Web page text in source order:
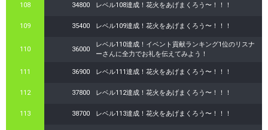
108 34800 レベル108達成！花火をあげまくろう〜！！！
109 35400 レベル109達成！花火をあげまくろう〜！！！
110 36000
レベル110達成！イベント貢献ランキング1位のリスナ
ーさんに全力でお礼を伝えてみよう！
111 36900 レベル111達成！花火をあげまくろう〜！！！
112 37800 レベル112達成！花火をあげまくろう〜！！！
113 38700 レベル113達成！花火をあげまくろう〜！！！